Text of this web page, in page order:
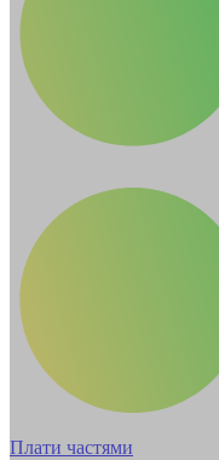
Плати частями